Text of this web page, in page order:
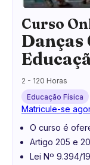
Curso
2 - 120 Horas
Educação Física
Matricule-se
O curso é
Artigo 205 e
Lei Nº 9.394/